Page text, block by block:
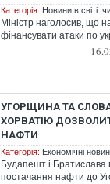
Категорія: Новини в світі:
Міністр наголосив, що
фінансувати атаки по
УГОРЩИНА ТА
ХОРВАТІЮ
НАФТИ
Категорія: Економічні
Будапешт і Братислава
постачання нафти до